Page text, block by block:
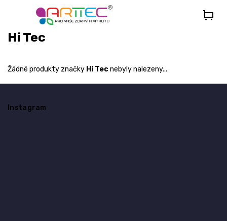
Hi Tec
Žádné produkty značky Hi Tecnebyly nalezeny...
Instagram